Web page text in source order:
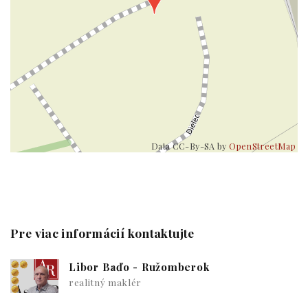
Data CC-By-SA byOpenStreetMap
Pre viac informácií kontaktujte
Libor Baďo - Ružomberok
realitný maklér